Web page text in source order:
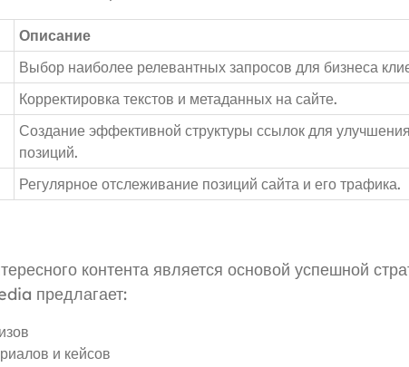
Описание
Выбор наиболее релевантных запросов для бизнеса
Корректировка текстов и метаданных на сайте.
Создание эффективной структуры ссылок для улучшения
позиций.
Регулярное отслеживание позиций сайта и его трафика.
контента является основой успешной
предлагает:
и кейсов